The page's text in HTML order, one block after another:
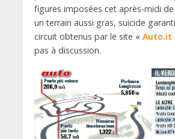
figures imposées cet après-midi
un terrain aussi gras, suicide
circuit obtenus par le site « Auto.it
pas à discussion.